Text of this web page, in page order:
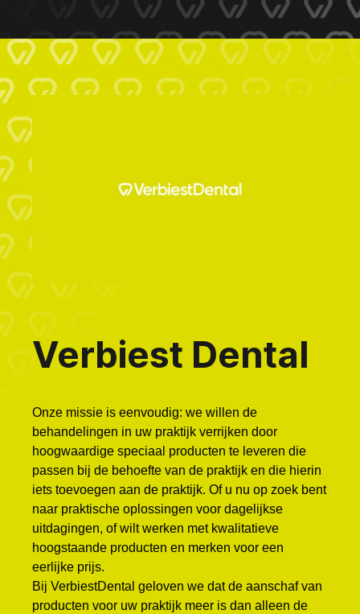
Verbiest Dental
Onze missie is eenvoudig: we willen de
behandelingen in uw praktijk verrijken door
hoogwaardige speciaal producten te leveren die
passen bij de behoefte van de praktijk en die hierin
iets toevoegen aan de praktijk. Of u nu op zoek bent
naar praktische oplossingen voor dagelijkse
uitdagingen, of wilt werken met kwalitatieve
hoogstaande producten en merken voor een
eerlijke prijs.
Bij VerbiestDental geloven we dat de aanschaf van
producten voor uw praktijk meer is dan alleen de